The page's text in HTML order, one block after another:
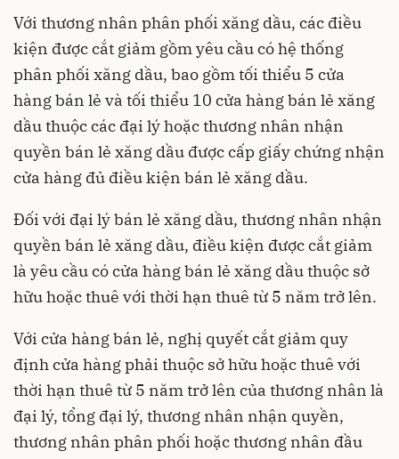
Với thương nhân phân phối xăng dầu, các điều
kiện được cắt giảm gồm yêu cầu có hệ thống
phân phối xăng dầu, bao gồm tối thiểu 5 cửa
hàng bán lẻ và tối thiểu 10 cửa hàng bán lẻ xăng
dầu thuộc các đại lý hoặc thương nhân nhận
quyền bán lẻ xăng dầu được cấp giấy chứng nhận
cửa hàng đủ điều kiện bán lẻ xăng dầu.
Đối với đại lý bán lẻ xăng dầu, thương nhân nhận
quyền bán lẻ xăng dầu, điều kiện được cắt giảm
là yêu cầu có cửa hàng bán lẻ xăng dầu thuộc sở
hữu hoặc thuê với thời hạn thuê từ 5 năm trở lên.
Với cửa hàng bán lẻ, nghị quyết cắt giảm quy
định cửa hàng phải thuộc sở hữu hoặc thuê với
thời hạn thuê từ 5 năm trở lên của thương nhân là
đại lý, tổng đại lý, thương nhân nhận quyền,
thương nhân phân phối hoặc thương nhân đầu